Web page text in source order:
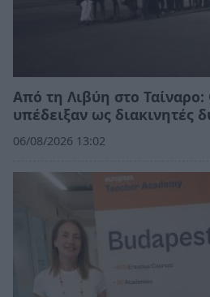
Από τη Λιβύη στο
υπέδειξαν ως διακινητές
06/08/2026 13:02